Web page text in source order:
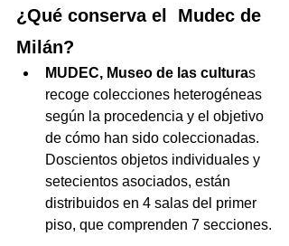
¿Qué conserva el  Mudec de
Milán?
MUDEC, Museo de las culturas
recoge colecciones heterogéneas
según la procedencia y el objetivo
de cómo han sido coleccionadas.
Doscientos objetos individuales y
setecientos asociados, están
distribuidos en 4 salas del primer
piso, que comprenden 7 secciones.